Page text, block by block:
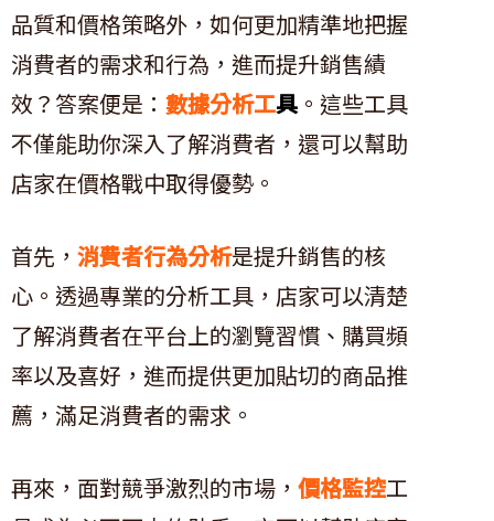
品質和價格策略外，如何更加精準地把握
消費者的需求和行為，進而提升銷售績
效？答案便是： 數據分析工具。這些工具
不僅能助你深入了解消費者，還可以幫助
店家在價格戰中取得優勢。
首先， 消費者行為分析是提升銷售的核
心。透過專業的分析工具，店家可以清楚
了解消費者在平台上的瀏覽習慣、購買頻
率以及喜好，進而提供更加貼切的商品推
薦，滿足消費者的需求。
再來，面對競爭激烈的市場， 價格監控工